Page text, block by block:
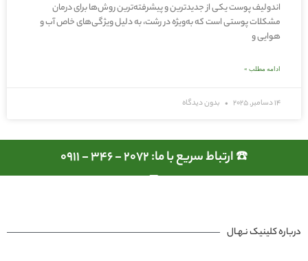
اندولیف پوست یکی از جدیدترین و پیشرفته‌ترین روش‌ها برای درمان
مشکلات پوستی است که به‌ویژه در رشت، به دلیل ویژگی‌های خاص آب و
هوایی و
ادامه مطلب »
14 دسامبر, 2025 بدون دیدگاه
☎️ ارتباط سریع با ما: 2072 - 346 - 0911
درباره کلینیک نـهـال